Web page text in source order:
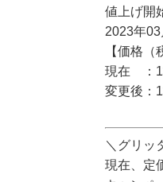
値上げ開
2023年
【価格（
現在 ：1
変更後：
＼グリッ
現在、定